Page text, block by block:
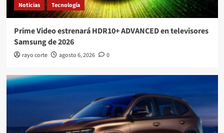
Noticias Tecnología
Prime Video estrenará HDR10+ ADVANCED en televisores
Samsung de 2026
rayo corte agosto 6, 2026 0